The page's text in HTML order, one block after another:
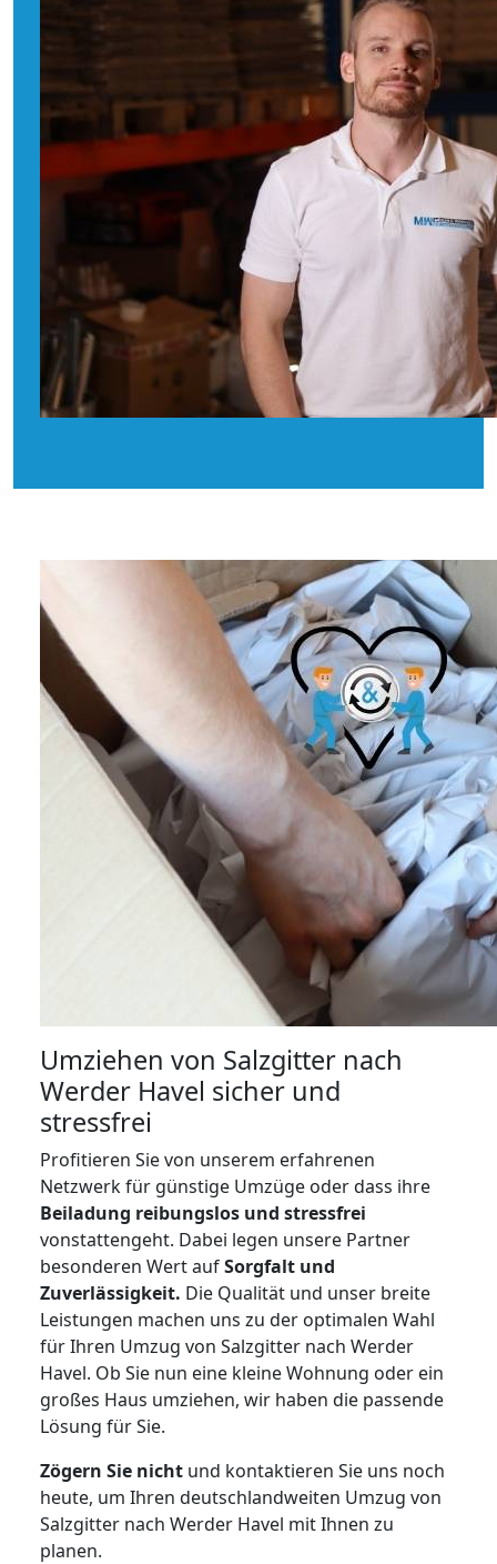
Umziehen von Salzgitter nach
Werder Havel sicher und
stressfrei
Profitieren Sie von unserem erfahrenen
Netzwerk für günstige Umzüge oder dass ihre
Beiladung reibungslos und stressfrei
vonstattengeht. Dabei legen unsere Partner
besonderen Wert aufSorgfalt und
Zuverlässigkeit. Die Qualität und unser breite
Leistungen machen uns zu der optimalen Wahl
für Ihren Umzug von Salzgitter nach Werder
Havel. Ob Sie nun eine kleine Wohnung oder ein
großes Haus umziehen, wir haben die passende
Lösung für Sie.
Zögern Sie nicht und kontaktieren Sie uns noch
heute, um Ihren deutschlandweiten Umzug von
Salzgitter nach Werder Havel mit Ihnen zu
planen.